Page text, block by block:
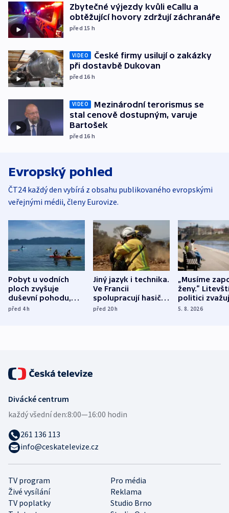
Zbytečné výjezdy kvůli eCallu a
obtěžující hovory zdržují záchranáře
před 15 h
VIDEO
České firmy usilují o zakázky
při dostavbě Dukovan
před 16 h
VIDEO
Mezinárodní terorismus se
stal cenově dostupným, varuje
Bartošek
před 16 h
Evropský pohled
ČT24 každý den vybírá z obsahu publikovaného evropskými
veřejnými médii, členy Eurovize.
Pobyt u vodních
ploch zvyšuje
duševní pohodu,
ukázala
před 4h
Jiný jazyk i technika.
Ve Francii
spolupracují hasiči z
různých zemí
před 20h
„Musíme
ženy.“
politici
dohodu o
5. 8. 2026
TV program
Pro média
Živé vysílání
Reklama
TV poplatky
Studio Brno
Divácké centrum
každý všední den:8:00—16:00 hodin
261 136 113
info@ceskatelevize.cz